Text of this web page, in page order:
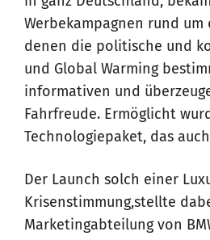
Werbekampagnen rund
denen die politische und
und Global Warming
informativen und
Fahrfreude. Ermöglicht
Technologiepaket, das
Der Launch solch einer
Krisenstimmung,stellte
Marketingabteilung von